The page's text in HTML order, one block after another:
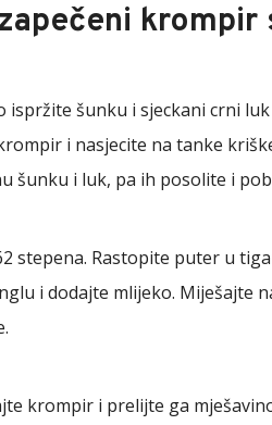
krompir
ispržite šunku i sjeckani crni
i nasjecite na tanke
šunku i luk, pa ih posolite i
stepena. Rastopite puter u
i dodajte mlijeko. Miješajte
krompir i prelijte ga